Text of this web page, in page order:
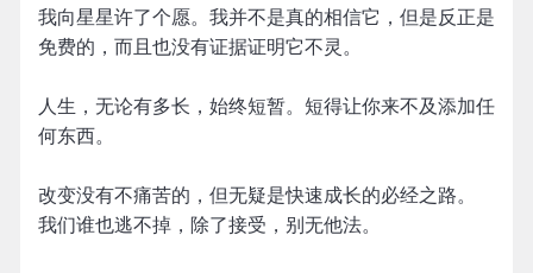
我向星星许了个愿。我并不是真的相信它，但是反正是
免费的，而且也没有证据证明它不灵。
人生，无论有多长，始终短暂。短得让你来不及添加任
何东西。
改变没有不痛苦的，但无疑是快速成长的必经之路。
我们谁也逃不掉，除了接受，别无他法。